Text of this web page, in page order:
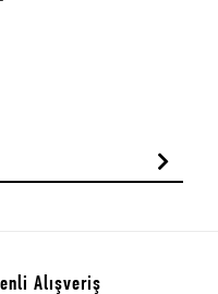
Alışveriş